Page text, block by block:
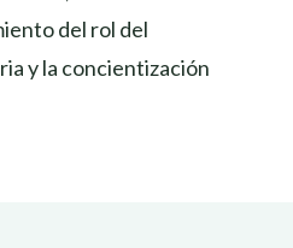
del rol del
y la concientización